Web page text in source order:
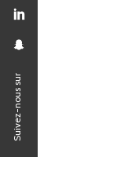
Suivez-nous sur